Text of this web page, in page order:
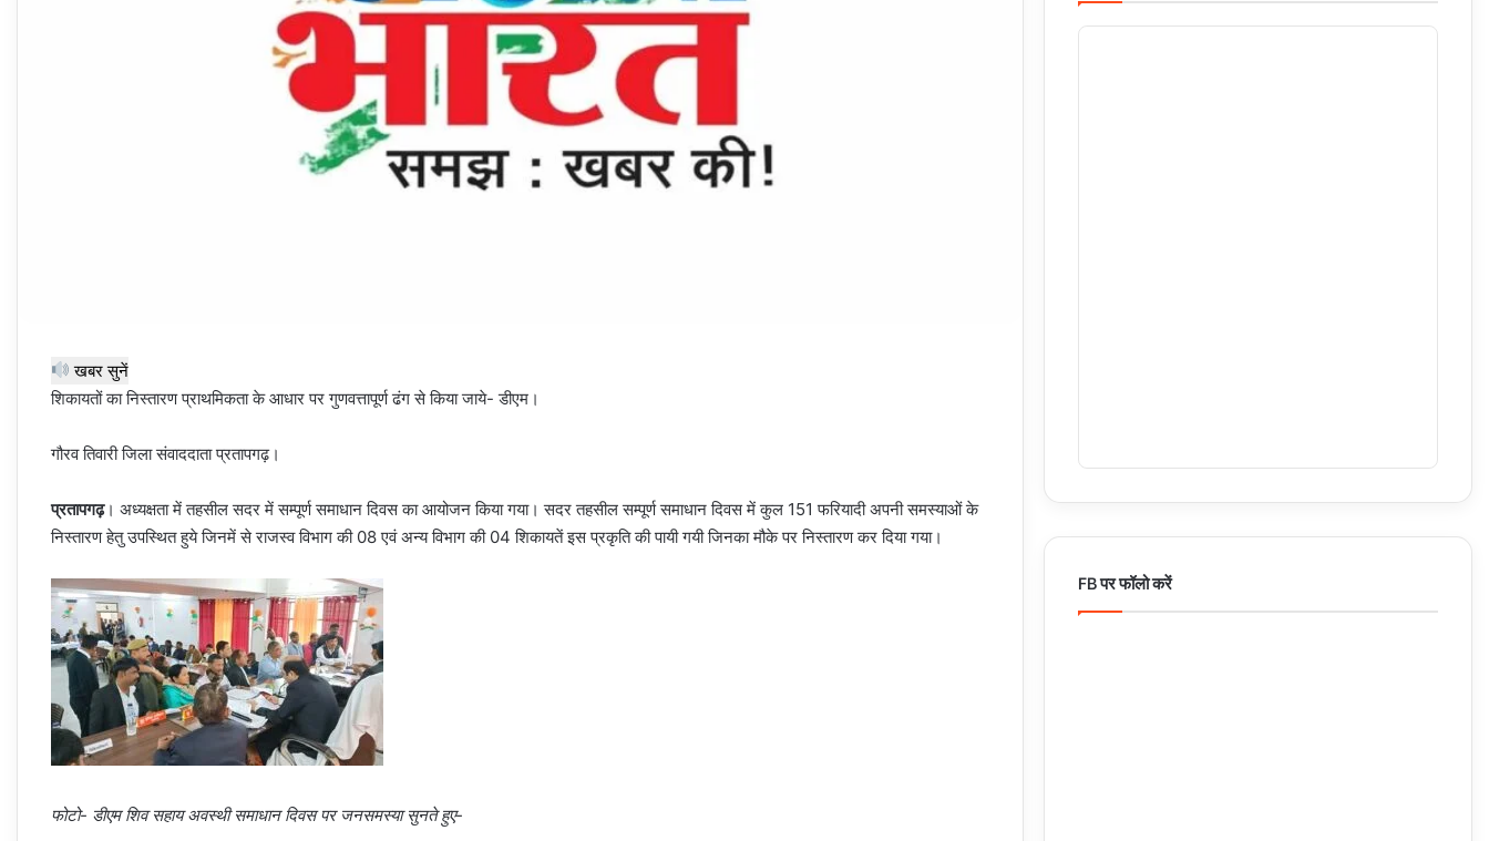
खबर सुनें
शिकायतों का निस्तारण प्राथमिकता के आधार पर गुणवत्तापूर्ण ढंग से किया जाये- डीएम।
गौरव तिवारी जिला संवाददाता प्रतापगढ़।
प्रतापगढ़। अध्यक्षता में तहसील सदर में सम्पूर्ण समाधान दिवस का आयोजन किया गया। सदर तहसील सम्पूर्ण समाधान दिवस में कुल 151 फरियादी अपनी समस्याओं के
निस्तारण हेतु उपस्थित हुये जिनमें से राजस्व विभाग की 08 एवं अन्य विभाग की 04 शिकायतें इस प्रकृति की पायी गयी जिनका मौके पर निस्तारण कर दिया गया।
फोटो- डीएम शिव सहाय अवस्थी समाधान दिवस पर जनसमस्या सुनते हुए-
FB पर फॉलो करें